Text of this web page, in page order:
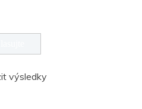
výsledky